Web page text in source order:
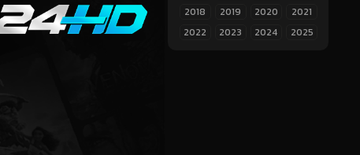
2018
2019 2020
2021
2022
2023 2024 2025